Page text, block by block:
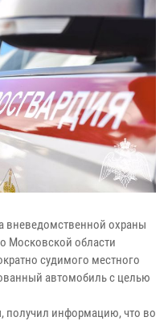
вневедомственной охраны
Московской области
судимого местного
автомобиль с целью
получил информацию, что во